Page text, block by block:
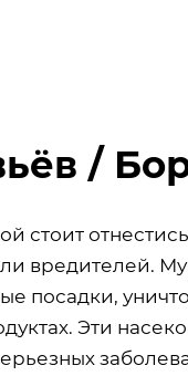
/
стоит
вредителей.
посадки,
Эти